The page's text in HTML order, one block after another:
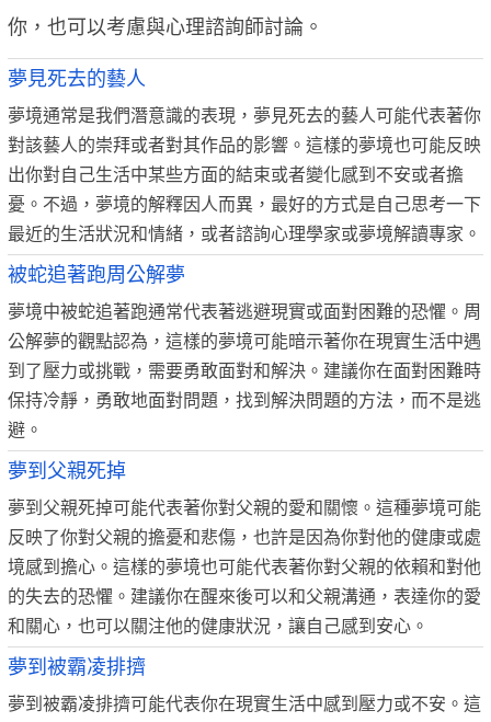
你，也可以考慮與心理諮詢師討論。
夢見死去的藝人
夢境通常是我們潛意識的表現，夢見死去的藝人可能代表著你
對該藝人的崇拜或者對其作品的影響。這樣的夢境也可能反映
出你對自己生活中某些方面的結束或者變化感到不安或者擔
憂。不過，夢境的解釋因人而異，最好的方式是自己思考一下
最近的生活狀況和情緒，或者諮詢心理學家或夢境解讀專家。
被蛇追著跑周公解夢
夢境中被蛇追著跑通常代表著逃避現實或面對困難的恐懼。周
公解夢的觀點認為，這樣的夢境可能暗示著你在現實生活中遇
到了壓力或挑戰，需要勇敢面對和解決。建議你在面對困難時
保持冷靜，勇敢地面對問題，找到解決問題的方法，而不是逃
避。
夢到父親死掉
夢到父親死掉可能代表著你對父親的愛和關懷。這種夢境可能
反映了你對父親的擔憂和悲傷，也許是因為你對他的健康或處
境感到擔心。這樣的夢境也可能代表著你對父親的依賴和對他
的失去的恐懼。建議你在醒來後可以和父親溝通，表達你的愛
和關心，也可以關注他的健康狀況，讓自己感到安心。
夢到被霸凌排擠
夢到被霸凌排擠可能代表你在現實生活中感到壓力或不安。這